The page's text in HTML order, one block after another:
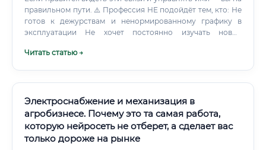
правильном пути. ⚠️ Профессия НЕ подойдёт тем, кто: Не
готов к дежурствам и ненормированному графику в
эксплуатации Не хочет постоянно изучать новые
офисной работы без выездов Не готов нести
чистую науку Хочет работать на стыке инженерии и IT
Готов развиваться в нескольких направлениях
одновременно Интересуется темой
энергоэффективности и устойчивого развития Хочет
иметь стабильный спрос на рынке труда —
Читать статью →
Электроснабжение и механизация в
агробизнесе. Почему это та самая работа,
которую нейросеть не отберет, а сделает вас
только дороже на рынке